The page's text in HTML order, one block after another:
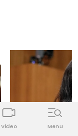
Video Menu